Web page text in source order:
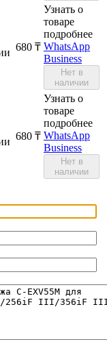
‍680‍ ₸
Узнать о
товаре
подробнее
WhatsApp
Business
Нет в
наличии
‍680‍ ₸
Узнать о
товаре
подробнее
WhatsApp
Business
Нет в
наличии